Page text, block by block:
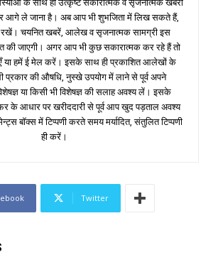
के साथ ही उत्कृष्ट सकारात्मक व सृजनात्मक खबरों
आगे ले जाना है। अब आप भी शुभजिता में लिख सकते हैं,
रखें। चयनित खबरें, आलेख व सृजनात्मक सामग्री इस
की जाएगी। अगर आप भी कुछ सकारात्मक कर रहे हैं तो
या हमें ई मेल करें। इसके साथ ही प्रकाशित आलेखों के
प्रकार की औषधि, नुस्खे उपयोग में लाने से पूर्व अपने
या किसी भी विशेषज्ञ की सलाह अवश्य लें। इसके
के आधार पर खरीददारी से पूर्व आप खुद पड़ताल अवश्य
बॉक्स में टिप्पणी करते समय मर्यादित, संतुलित टिप्पणी
ही करें।
Twitter